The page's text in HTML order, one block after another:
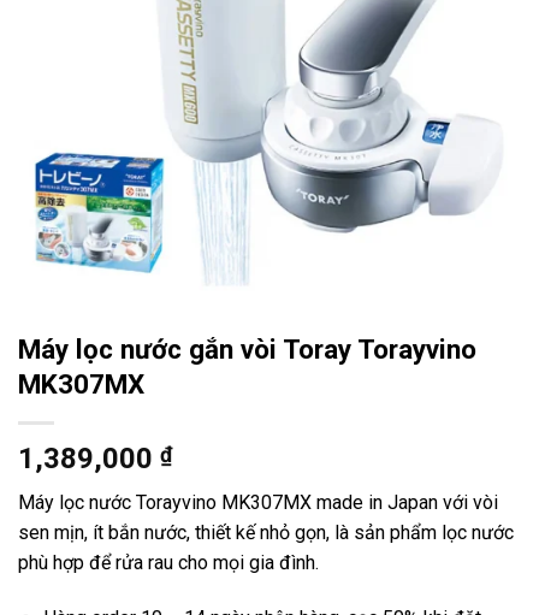
Máy lọc nước gắn vòi Toray Torayvino
MK307MX
1,389,000 ₫
Máy lọc nước Torayvino MK307MX made in Japan với vòi
sen mịn, ít bắn nước, thiết kế nhỏ gọn, là sản phẩm lọc nước
phù hợp để rửa rau cho mọi gia đình.